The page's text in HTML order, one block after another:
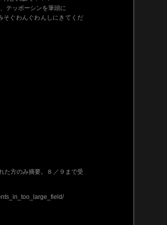
テッポーシンを筆頭に
そぐわんぐわんしにきてくだ
た方のみ摘要。８／９まで受